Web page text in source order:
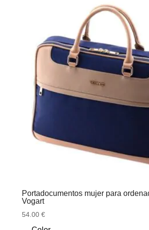
Portadocumentos mujer para
Vogart
54.00 €